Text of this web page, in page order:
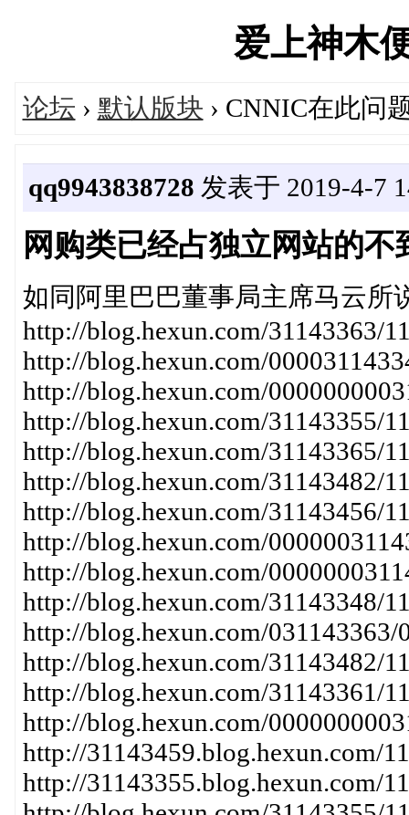
爱上神木
论坛 › 默认版块 › CNNIC在此问
qq9943838728 发表于 2019-4-7
网购类已经占独立网站的不
如同阿里巴巴董事局主席马云所
http://blog.hexun.com/31143363/
http://blog.hexun.com/
http://blog.hexun.com/
http://blog.hexun.com/31143355/
http://blog.hexun.com/31143365/
http://blog.hexun.com/31143482/
http://blog.hexun.com/31143456/
http://blog.hexun.com/
http://blog.hexun.com/
http://blog.hexun.com/31143348/
http://blog.hexun.com/031143363/
http://blog.hexun.com/31143482/
http://blog.hexun.com/31143361/
http://blog.hexun.com/
http://31143459.blog.hexun.com/
http://31143355.blog.hexun.com/